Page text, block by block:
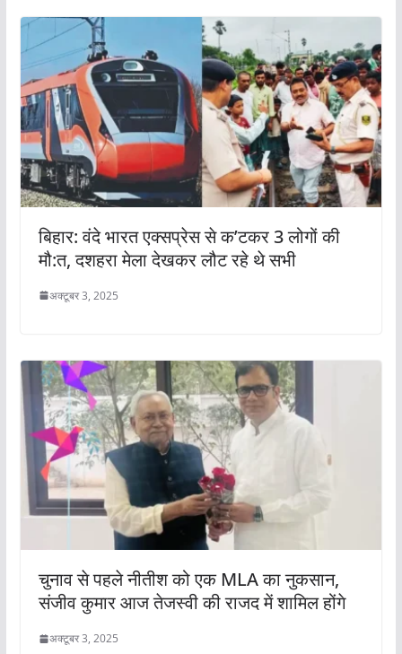
बिहार: वंदे भारत एक्सप्रेस से क’टकर 3 लोगों की
मौ:त, दशहरा मेला देखकर लौट रहे थे सभी
अक्टूबर 3, 2025
चुनाव से पहले नीतीश को एक MLA का नुकसान,
संजीव कुमार आज तेजस्वी की राजद में शामिल होंगे
अक्टूबर 3, 2025